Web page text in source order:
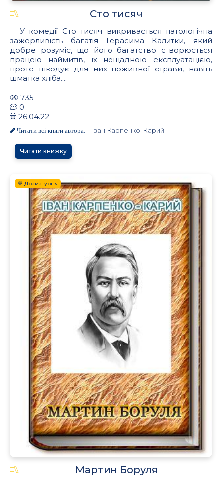
Сто тисяч
У комедiï Сто тисяч викривається патологiчна
зажерливiсть багатiя Герасима Калитки, який
добре розумiє, що його багатство створюється
працею наймитiв, ïх нещадною експлуатацiєю,
проте шкодує для них поживноï страви, навiть
шматка хлiба....
735
0
26.04.22
Читати всі книги автора: Іван Карпенко-Карий
Читати книжку
💙 Драматургія
Мартин Боруля